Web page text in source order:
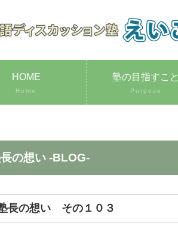
HOME
Home
塾の目指すこと
Purpose
塾長の想い -BLOG-
塾長の想い その１０３